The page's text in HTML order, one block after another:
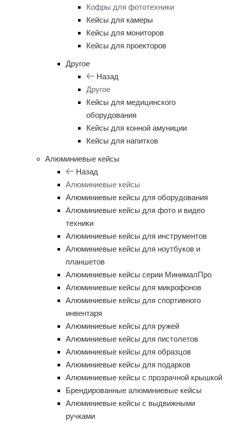
Кофры для фототехники
Кейсы для камеры
Кейсы для мониторов
Кейсы для проекторов
Другое
Назад
Другое
Кейсы для медицинского
оборудования
Кейсы для конной амуниции
Кейсы для напитков
Алюминиевые кейсы
Назад
Алюминиевые кейсы
Алюминиевые кейсы для оборудования
Алюминиевые кейсы для фото и видео
техники
Алюминиевые кейсы для инструментов
Алюминиевые кейсы для ноутбуков и
планшетов
Алюминиевые кейсы серии МинималПро
Алюминиевые кейсы для микрофонов
Алюминиевые кейсы для спортивного
инвентаря
Алюминиевые кейсы для ружей
Алюминиевые кейсы для пистолетов
Алюминиевые кейсы для образцов
Алюминиевые кейсы для подарков
Алюминиевые кейсы с прозрачной крышкой
Брендированные алюминиевые кейсы
Алюминиевые кейсы с выдвижными
ручками